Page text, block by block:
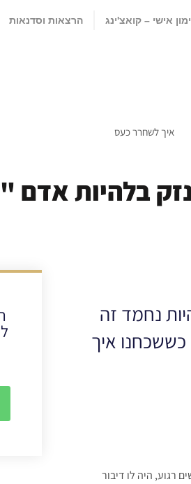
אישי – קואצ'ינג הרצאות וסדנאות
בלהיות אדם
נחמד זה
כששכחנו איך
רגוע, היה לו דיבור